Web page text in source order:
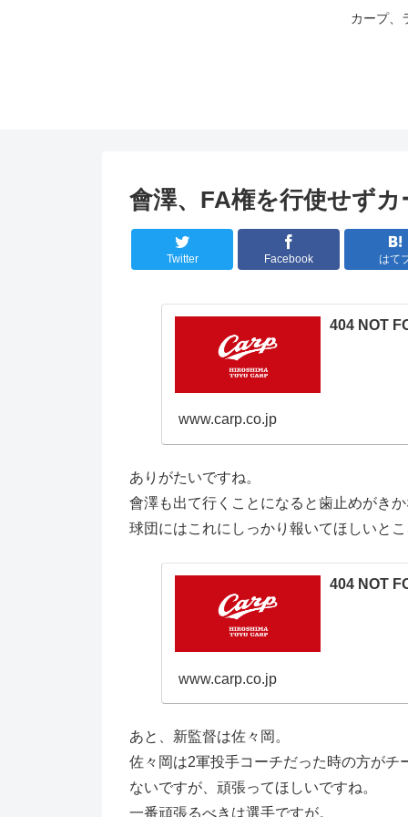
カープ、
會澤、FA権を行使せずカ
Twitter Facebook はて
404 NOT
www.carp.co.jp
ありがたいですね。
會澤も出て行くことになると歯止めがきか
球団にはこれにしっかり報いてほしいとこ
404 NOT
www.carp.co.jp
あと、新監督は佐々岡。
佐々岡は2軍投手コーチだった時の方がチ
ないですが、頑張ってほしいですね。
一番頑張るべきは選手ですが。